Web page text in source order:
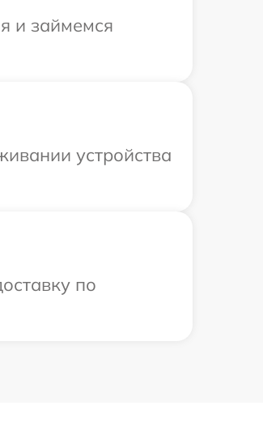
и займемся
устройства
по